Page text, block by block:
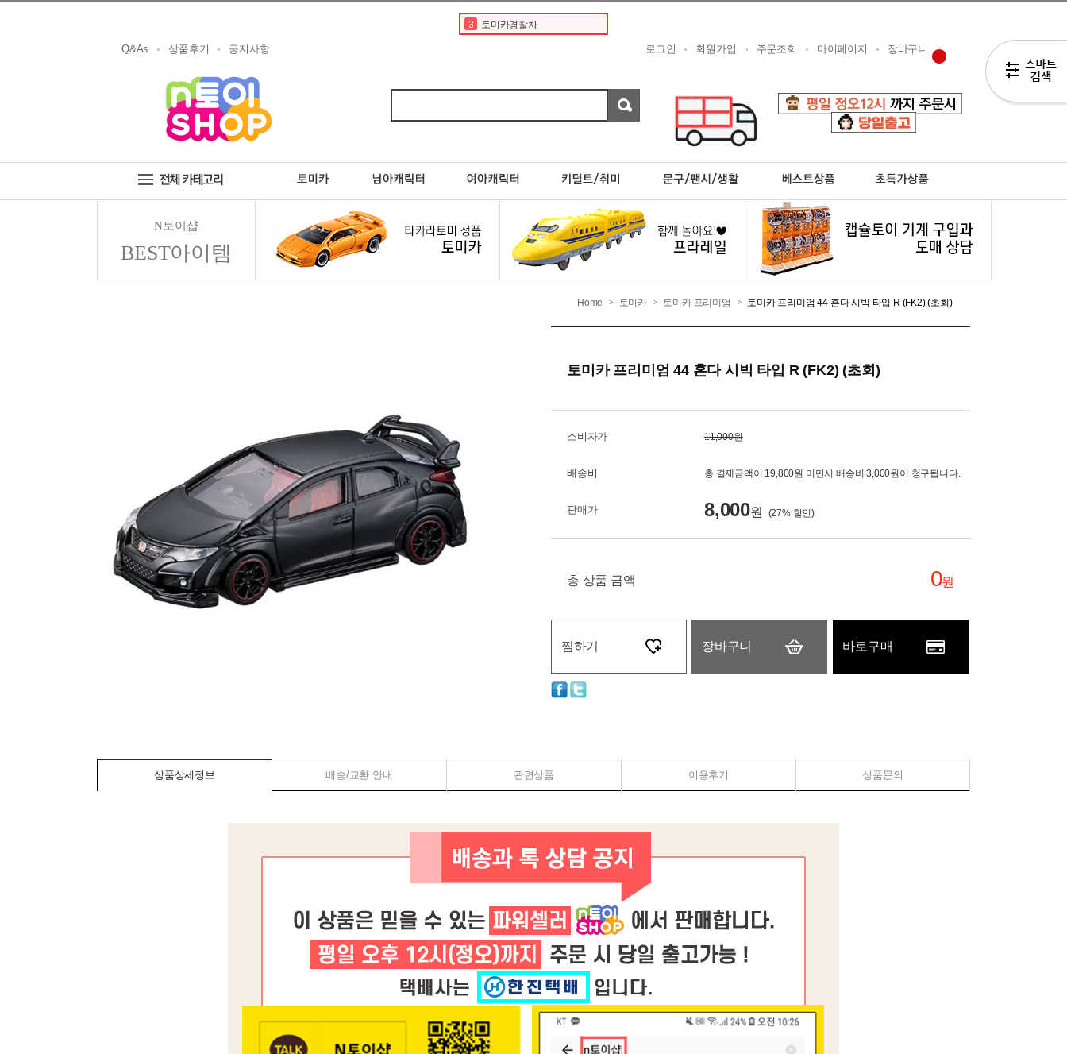
4 타미야
7 포켓몬카드
10 제네시스 G80
1 토미카
3 토미카경찰차
Q&As 상품후기 공지사항 로그인 회원가입 주문조회 마이페이지 장바구니
N토이샵
BEST아이템
Home > 토미카 > 토미카 프리미엄 > 토미카 프리미엄 44 혼다 시빅 타입 R (FK2) (초회)
토미카 프리미엄 44 혼다 시빅 타입 R (FK2) (초회)
소비자가 11,000원
배송비 총 결제금액이 19,800원 미만시 배송비 3,000원이 청구됩니다.
판매가 8,000원 (27% 할인)
총 상품 금액 0원
찜하기 장바구니 바로구매
상품상세정보 배송/교환 안내 관련상품 이용후기 상품문의